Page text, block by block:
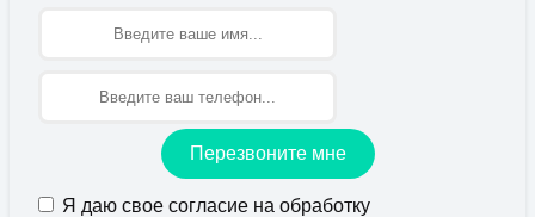
Перезвоните мне
Я даю свое согласие на обработку